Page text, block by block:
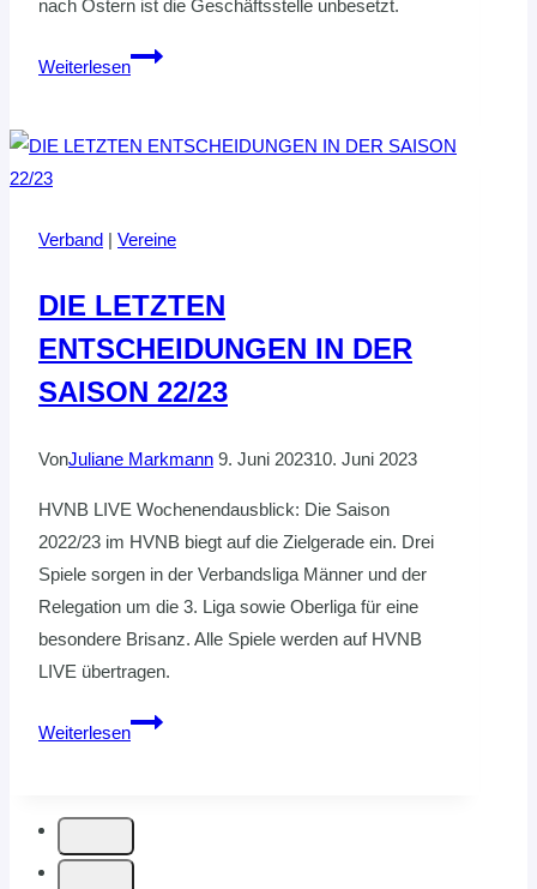
nach Ostern ist die Geschäftsstelle unbesetzt.
Weiterlesen
Geschäftsstelle
geschlossen
Verband | Vereine
DIE LETZTEN
ENTSCHEIDUNGEN IN DER
SAISON 22/23
VonJuliane Markmann 9. Juni 202310. Juni 2023
HVNB LIVE Wochenendausblick: Die Saison
2022/23 im HVNB biegt auf die Zielgerade ein. Drei
Spiele sorgen in der Verbandsliga Männer und der
Relegation um die 3. Liga sowie Oberliga für eine
besondere Brisanz. Alle Spiele werden auf HVNB
LIVE übertragen.
Weiterlesen
DIE
IN
DER